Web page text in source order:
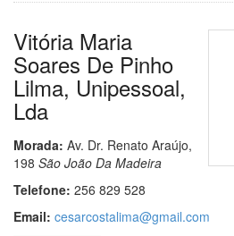
Vitória Maria
Soares De Pinho
Lilma, Unipessoal,
Lda
Morada: Av. Dr. Renato Araújo,
198 São João Da Madeira
Telefone: 256 829 528
Email: cesarcostalima@gmail.com